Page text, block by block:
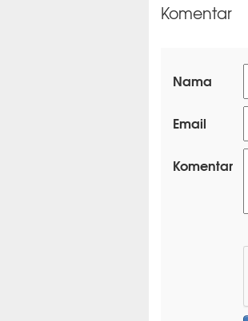
Komentar
Nama
Email
Komentar